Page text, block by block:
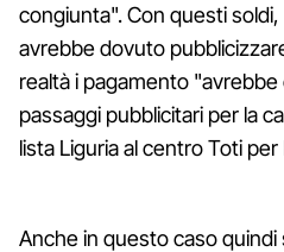
congiunta". Con questi
avrebbe dovuto
realtà i pagamento
passaggi pubblicitari per la
lista Liguria al centro Toti per
Anche in questo caso